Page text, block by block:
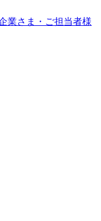
業さま・ご担当者様